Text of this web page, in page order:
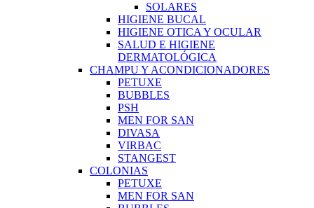
SOLARES
HIGIENE BUCAL
HIGIENE OTICA Y OCULAR
SALUD E HIGIENE
DERMATOLÓGICA
CHAMPU Y ACONDICIONADORES
PETUXE
BUBBLES
PSH
MEN FOR SAN
DIVASA
VIRBAC
STANGEST
COLONIAS
PETUXE
MEN FOR SAN